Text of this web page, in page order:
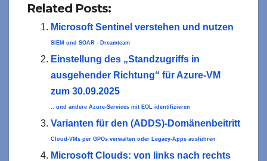
Related Posts:
Microsoft Sentinel verstehen und nutzen
SIEM und SOAR - Dreamteam
Einstellung des „Standzugriffs in
ausgehender Richtung“ für Azure-VM
zum 30.09.2025
.. und andere Azure-Services mit EOL identifizieren
Varianten für den (ADDS)-Domänenbeitritt
Cloud-VMs per GPOs verwalten oder Legacy-Apps ausführen
Microsoft Clouds: von links nach rechts